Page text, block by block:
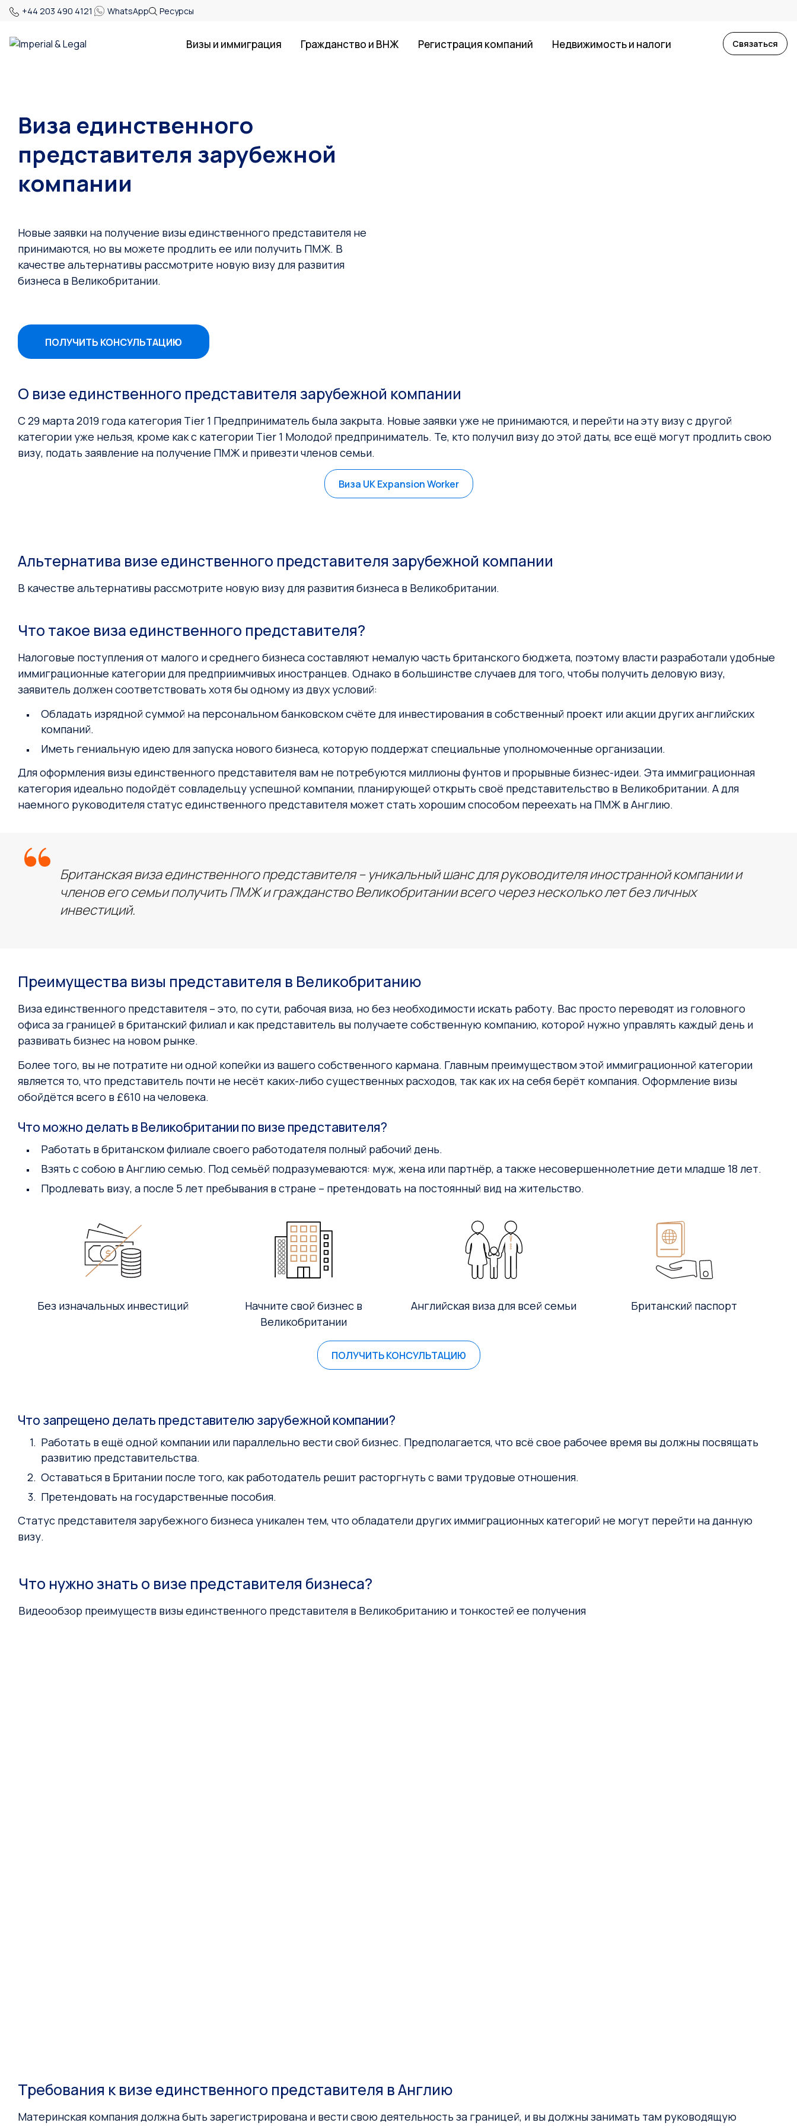
+44 203 490 4121 WhatsApp Ресурсы
Визы и иммиграция Гражданство и ВНЖ Регистрация компаний Недвижимость и налоги Связаться
Виза единственного
представителя зарубежной
компании
Новые заявки на получение визы единственного представителя не
принимаются, но вы можете продлить ее или получить ПМЖ. В
качестве альтернативы рассмотрите новую визу для развития
бизнеса в Великобритании.
ПОЛУЧИТЬ КОНСУЛЬТАЦИЮ
О визе единственного представителя зарубежной компании
С 29 марта 2019 года категория Tier 1 Предприниматель была закрыта. Новые заявки уже не принимаются, и перейти на эту визу с другой
категории уже нельзя, кроме как с категории Tier 1 Молодой предприниматель. Те, кто получил визу до этой даты, все ещё могут продлить свою
визу, подать заявление на получение ПМЖ и привезти членов семьи.
Виза UK Expansion Worker
Альтернатива визе единственного представителя зарубежной компании
В качестве альтернативы рассмотрите новую визу для развития бизнеса в Великобритании.
Что такое виза единственного представителя?
Налоговые поступления от малого и среднего бизнеса составляют немалую часть британского бюджета, поэтому власти разработали удобные
иммиграционные категории для предприимчивых иностранцев. Однако в большинстве случаев для того, чтобы получить деловую визу,
заявитель должен соответствовать хотя бы одному из двух условий:
Обладать изрядной суммой на персональном банковском счёте для инвестирования в собственный проект или акции других английских
компаний.
Иметь гениальную идею для запуска нового бизнеса, которую поддержат специальные уполномоченные организации.
Для оформления визы единственного представителя вам не потребуются миллионы фунтов и прорывные бизнес-идеи. Эта иммиграционная
категория идеально подойдёт совладельцу успешной компании, планирующей открыть своё представительство в Великобритании. А для
наемного руководителя статус единственного представителя может стать хорошим способом переехать на ПМЖ в Англию.
Британская виза единственного представителя – уникальный шанс для руководителя иностранной компании и
членов его семьи получить ПМЖ и гражданство Великобритании всего через несколько лет без личных
инвестиций.
Преимущества визы представителя в Великобританию
Виза единственного представителя – это, по сути, рабочая виза, но без необходимости искать работу. Вас просто переводят из головного
офиса за границей в британский филиал и как представитель вы получаете собственную компанию, которой нужно управлять каждый день и
развивать бизнес на новом рынке.
Более того, вы не потратите ни одной копейки из вашего собственного кармана. Главным преимуществом этой иммиграционной категории
является то, что представитель почти не несёт каких-либо существенных расходов, так как их на себя берёт компания. Оформление визы
обойдётся всего в £610 на человека.
Что можно делать в Великобритании по визе представителя?
Работать в британском филиале своего работодателя полный рабочий день.
Взять с собою в Англию семью. Под семьёй подразумеваются: муж, жена или партнёр, а также несовершеннолетние дети младше 18 лет.
Продлевать визу, а после 5 лет пребывания в стране – претендовать на постоянный вид на жительство.
Без изначальных инвестиций
Начните свой бизнес в
Великобритании
Английская виза для всей семьи Британский паспорт
ПОЛУЧИТЬ КОНСУЛЬТАЦИЮ
Что запрещено делать представителю зарубежной компании?
Работать в ещё одной компании или параллельно вести свой бизнес. Предполагается, что всё свое рабочее время вы должны посвящать
развитию представительства.
Оставаться в Британии после того, как работодатель решит расторгнуть с вами трудовые отношения.
Претендовать на государственные пособия.
Статус представителя зарубежного бизнеса уникален тем, что обладатели других иммиграционных категорий не могут перейти на данную
визу.
Что нужно знать о визе представителя бизнеса?
Видеообзор преимуществ визы единственного представителя в Великобританию и тонкостей ее получения
Требования к визе единственного представителя в Англию
Материнская компания должна быть зарегистрирована и вести свою деятельность за границей, и вы должны занимать там руководящую